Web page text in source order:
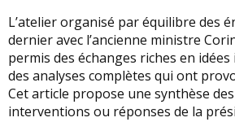
L’atelier organisé par équilibre des
dernier avec l’ancienne ministre
permis des échanges riches en
des analyses complètes qui ont
Cet article propose une synthèse
interventions ou réponses de la